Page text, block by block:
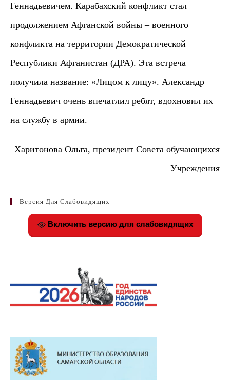
Геннадьевичем. Карабахский конфликт стал
продолжением Афганской войны – военного
конфликта на территории Демократической
Республики Афганистан (ДРА). Эта встреча
получила название: «Лицом к лицу». Александр
Геннадьевич очень впечатлил ребят, вдохновил их
на службу в армии.
Харитонова Ольга, президент Совета обучающихся
Учреждения
Версия Для Слабовидящих
Включить версию для слабовидящих